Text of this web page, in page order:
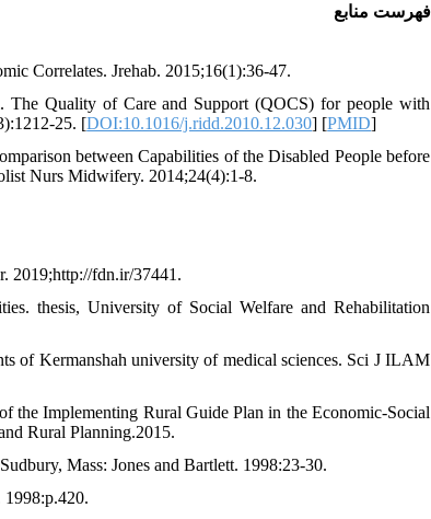
فهرست منابع
Correlates. Jrehab. 2015;16(1):36-47.
Quality of Care and Support (QOCS) for people with
25. [DOI:10.1016/j.ridd.2010.12.030] [PMID]
between Capabilities of the Disabled People before
Nurs Midwifery. 2014;24(4):1-8.
2019;http://fdn.ir/37441.
thesis, University of Social Welfare and Rehabilitation
of Kermanshah university of medical sciences. Sci J ILAM
Implementing Rural Guide Plan in the Economic-Social
Rural Planning.2015.
Mass: Jones and Bartlett. 1998:23-30.